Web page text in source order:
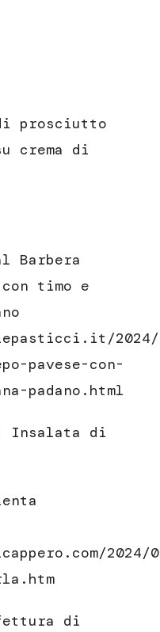
prosciutto
crema di
Barbera
timo e
pavese-con-
padano.html
Insalata di
2024/
di